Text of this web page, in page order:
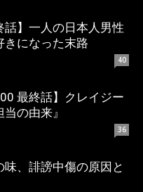
話】一人の日本人男性
きになった末路
40
最終話】クレイジー
の由来』
36
、誹謗中傷の原因と